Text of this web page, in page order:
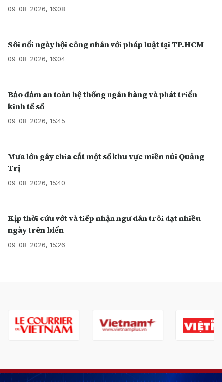
09-08-2026, 16:08
Sôi nổi ngày hội công nhân với pháp luật tại TP.HCM
09-08-2026, 16:04
Bảo đảm an toàn hệ thống ngân hàng và phát triển
kinh tế số
09-08-2026, 15:45
Mưa lớn gây chia cắt một số khu vực miền núi Quảng
Trị
09-08-2026, 15:40
Kịp thời cứu vớt và tiếp nhận ngư dân trôi dạt nhiều
ngày trên biển
09-08-2026, 15:26